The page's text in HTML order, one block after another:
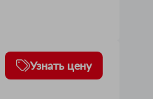
Узнать цену